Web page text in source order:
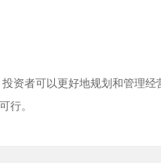
资者可以更好地规划和管理经
行。